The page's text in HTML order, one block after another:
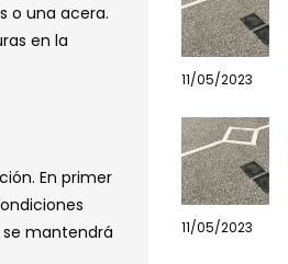
o una acera.
en la
En primer
se mantendrá
11/05/2023
11/05/2023